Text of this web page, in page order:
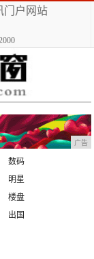
门户网站
广告
数码
明星
楼盘
出国